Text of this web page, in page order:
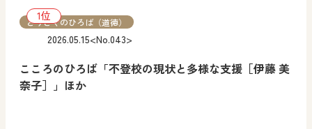
こころのひろば「不登校の現状と多様な支援［伊藤 美
奈子］」ほか
2026.05.15<No.043>
どうとくのひろば（道徳）